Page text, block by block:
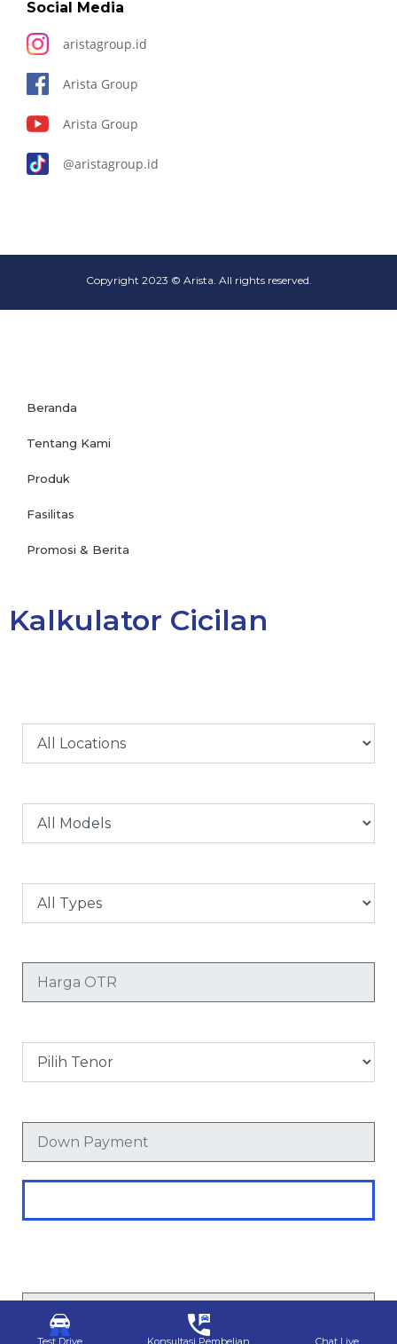
Social Media
aristagroup.id
Arista Group
Arista Group
@aristagroup.id
Copyright 2023 © Arista. All rights reserved.
Test Drive Konsultasi Pembelian Chat Live
Beranda
Tentang Kami
Produk
Fasilitas
Promosi & Berita
Kalkulator Cicilan